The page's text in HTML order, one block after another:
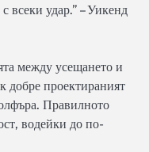
всеки удар.” – Уикенд
между усещането и
добре проектираният
Правилното
водейки до по-